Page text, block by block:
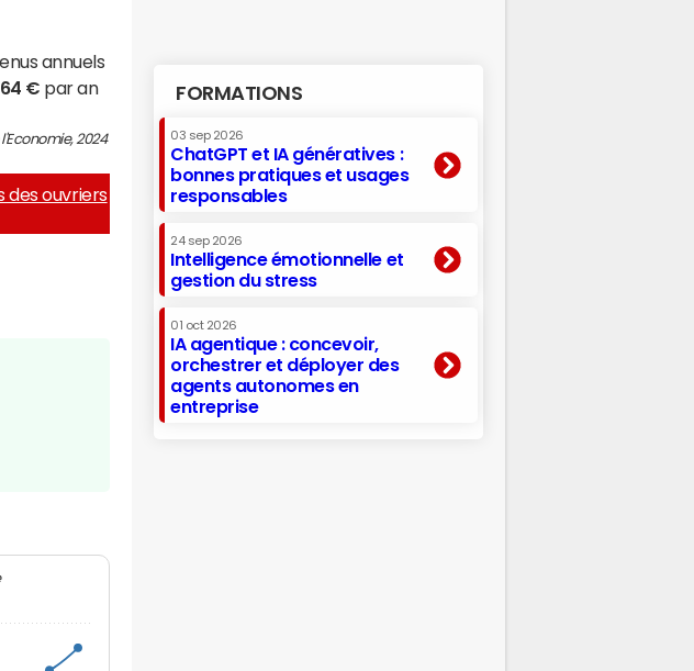
annuels
€ par an
2024
des ouvriers
FORMATIONS
03 sep 2026
ChatGPT et IA génératives :
bonnes pratiques et usages
responsables
24 sep 2026
Intelligence émotionnelle et
gestion du stress
01 oct 2026
IA agentique : concevoir,
orchestrer et déployer des
agents autonomes en
entreprise